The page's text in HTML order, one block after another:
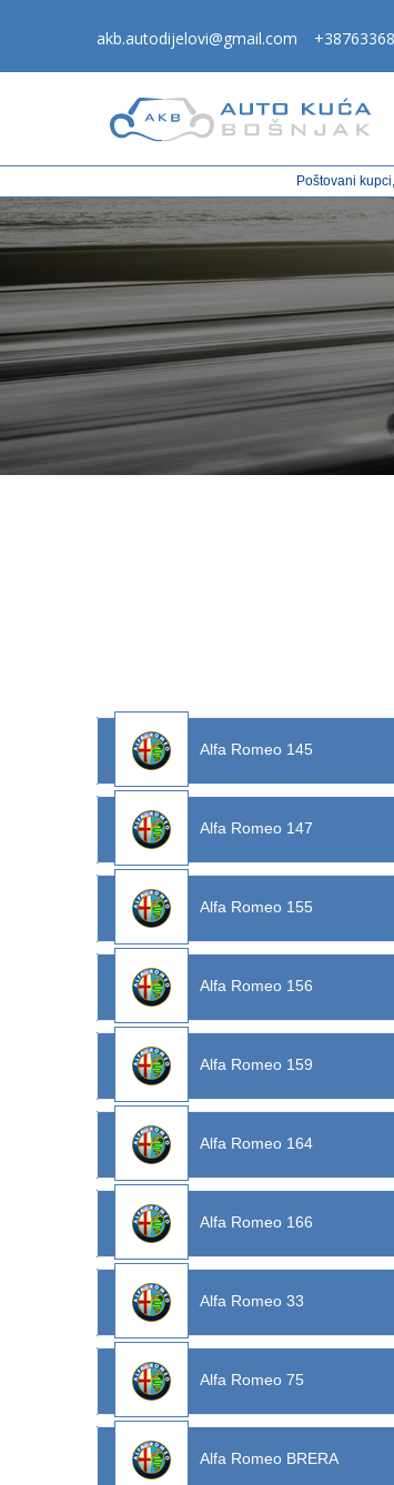
akb.autodijelovi@gmail.com
Poštovani
Alfa Romeo 145
Alfa Romeo 147
Alfa Romeo 155
Alfa Romeo 156
Alfa Romeo 159
Alfa Romeo 164
Alfa Romeo 166
Alfa Romeo 33
Alfa Romeo 75
Alfa Romeo BRERA